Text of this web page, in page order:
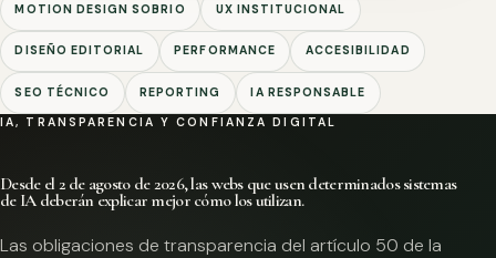
MOTION DESIGN SOBRIO UX INSTITUCIONAL
DISEÑO EDITORIAL PERFORMANCE ACCESIBILIDAD
SEO TÉCNICO REPORTING IA RESPONSABLE
IA, TRANSPARENCIA Y CONFIANZA DIGITAL
Desde el 2 de agosto de 2026, las webs que usen determinados sistemas
de IA deberán explicar mejor cómo los utilizan.
Las obligaciones de transparencia del artículo 50 de la